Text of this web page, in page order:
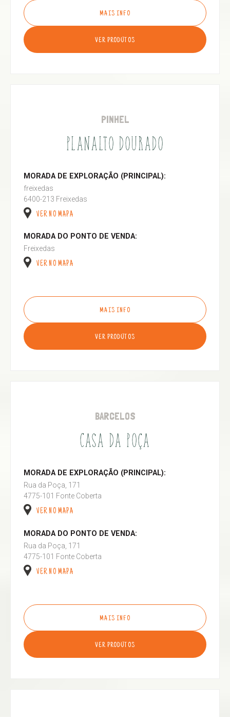
MAIS INFO
VER PRODUTOS
PINHEL
PLANALTO DOURADO
MORADA DE EXPLORAÇÃO (PRINCIPAL):
freixedas
6400-213 Freixedas
VER NO MAPA
MORADA DO PONTO DE VENDA:
Freixedas
VER NO MAPA
MAIS INFO
VER PRODUTOS
BARCELOS
CASA DA POÇA
MORADA DE EXPLORAÇÃO (PRINCIPAL):
Rua da Poça, 171
4775-101 Fonte Coberta
VER NO MAPA
MORADA DO PONTO DE VENDA:
Rua da Poça, 171
4775-101 Fonte Coberta
VER NO MAPA
MAIS INFO
VER PRODUTOS